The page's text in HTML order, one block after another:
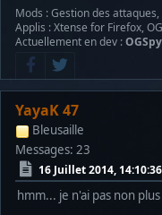
Mods : Gestion des
Applis : Xtense for Firefox,
Actuellement en dev :
YayaK 47
Bleusaille
Messages: 23
16 Juillet 2014, 14:10:36
hmm... je n'ai pas non